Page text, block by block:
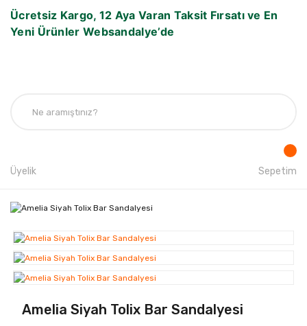
Ücretsiz Kargo, 12 Aya Varan Taksit Fırsatı ve En
Yeni Ürünler Websandalye’de
Üyelik Sepetim
Amelia Siyah Tolix Bar Sandalyesi